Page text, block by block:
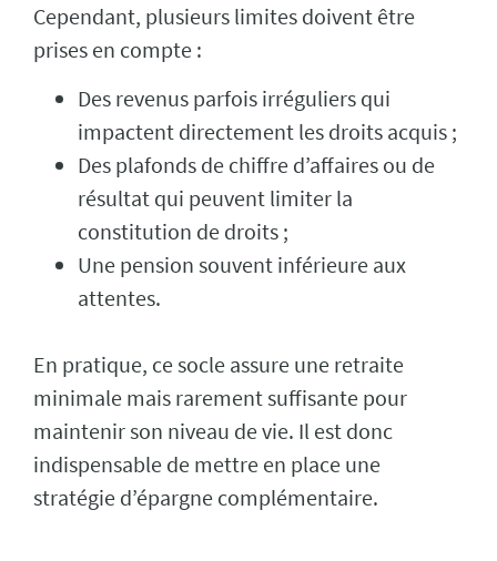
Cependant, plusieurs limites doivent être
prises en compte :
Des revenus parfois irréguliers qui
impactent directement les droits acquis ;
Des plafonds de chiffre d’affaires ou de
résultat qui peuvent limiter la
constitution de droits ;
Une pension souvent inférieure aux
attentes.
En pratique, ce socle assure une retraite
minimale mais rarement suffisante pour
maintenir son niveau de vie. Il est donc
indispensable de mettre en place une
stratégie d’épargne complémentaire.